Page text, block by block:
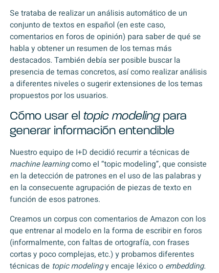
Se trataba de realizar un análisis automático de un
conjunto de textos en español (en este caso,
comentarios en foros de opinión) para saber de qué se
habla y obtener un resumen de los temas más
destacados. También debía ser posible buscar la
presencia de temas concretos, así como realizar análisis
a diferentes niveles o sugerir extensiones de los temas
propuestos por los usuarios.
Cómo usar el topic modelingpara
generar información entendible
Nuestro equipo de I+D decidió recurrir a técnicas de
machine learningcomo el “topic modeling”, que consiste
en la detección de patrones en el uso de las palabras y
en la consecuente agrupación de piezas de texto en
función de esos patrones.
Creamos un corpus con comentarios de Amazon con los
que entrenar al modelo en la forma de escribir en foros
(informalmente, con faltas de ortografía, con frases
cortas y poco complejas, etc.) y probamos diferentes
técnicas de topic modelingy encaje léxico o embedding.